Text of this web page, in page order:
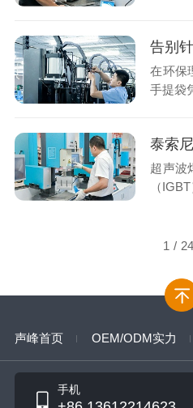
在环保
手提袋
超声波
（
1 /
声峰首页 OEM/ODM实力
手机